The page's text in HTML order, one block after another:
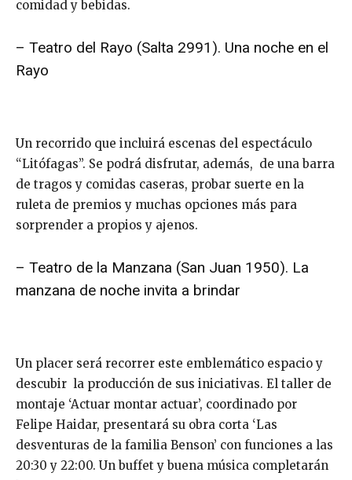
comidad y bebidas.
– Teatro del Rayo (Salta 2991). Una noche en el
Rayo
Un recorrido que incluirá escenas del espectáculo
“Litófagas”. Se podrá disfrutar, además, de una barra
de tragos y comidas caseras, probar suerte en la
ruleta de premios y muchas opciones más para
sorprender a propios y ajenos.
– Teatro de la Manzana (San Juan 1950). La
manzana de noche invita a brindar
Un placer será recorrer este emblemático espacio y
descubir la producción de sus iniciativas. El taller de
montaje ‘Actuar montar actuar’, coordinado por
Felipe Haidar, presentará su obra corta ‘Las
desventuras de la familia Benson’ con funciones a las
20:30 y 22:00. Un buffet y buena música completarán